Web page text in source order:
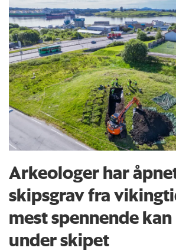
Arkeologer har
skipsgrav fra
mest spennende
under skipet